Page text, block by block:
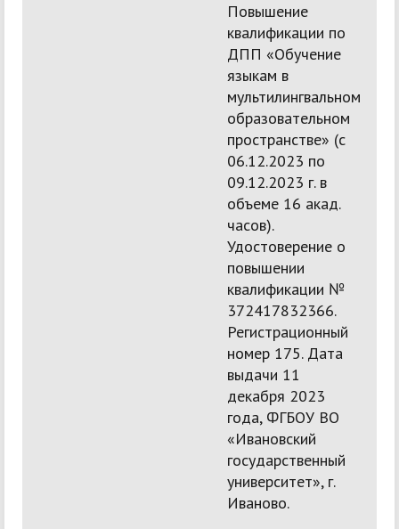
Повышение
квалификации по
ДПП «Обучение
языкам в
мультилингвальном
образовательном
пространстве» (с
06.12.2023 по
09.12.2023 г. в
объеме 16 акад.
часов).
Удостоверение о
повышении
квалификации №
372417832366.
Регистрационный
номер 175. Дата
выдачи 11
декабря 2023
года, ФГБОУ ВО
«Ивановский
государственный
университет», г.
Иваново.